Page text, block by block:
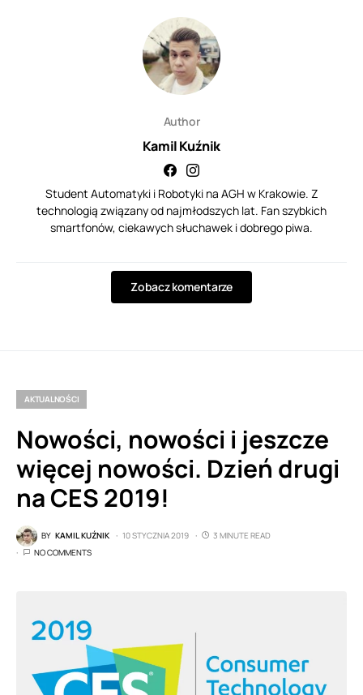
Author
Kamil Kuźnik
Student Automatyki i Robotyki na AGH w Krakowie. Z
technologią związany od najmłodszych lat. Fan szybkich
smartfonów, ciekawych słuchawek i dobrego piwa.
Zobacz komentarze
AKTUALNOŚCI
Nowości, nowości i jeszcze
więcej nowości. Dzień drugi
na CES 2019!
BY KAMIL KUŹNIK 10 STYCZNIA 2019
3 MINUTE READ
NO COMMENTS